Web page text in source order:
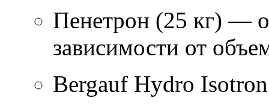
Пенетрон (25 кг) —
зависимости от
Bergauf Hydro